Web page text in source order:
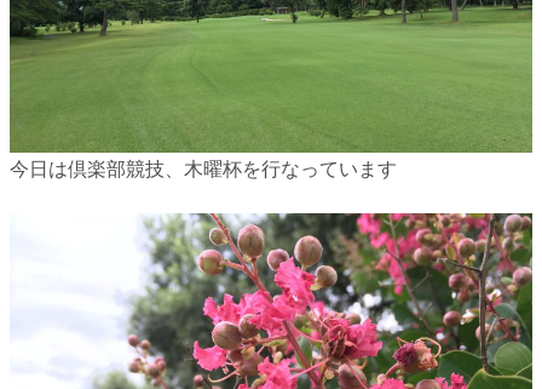
今日は倶楽部競技、木曜杯を行なっています